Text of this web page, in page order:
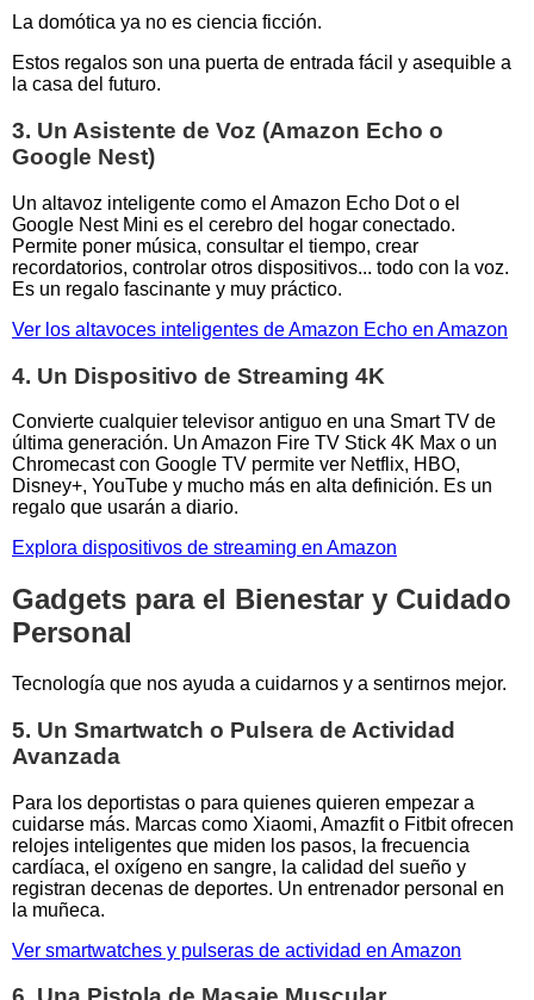
La domótica ya no es ciencia ficción.
Estos regalos son una puerta de entrada fácil y asequible a
la casa del futuro.
3. Un Asistente de Voz (Amazon Echo o
Google Nest)
Un altavoz inteligente como el Amazon Echo Dot o el
Google Nest Mini es el cerebro del hogar conectado.
Permite poner música, consultar el tiempo, crear
recordatorios, controlar otros dispositivos... todo con la voz.
Es un regalo fascinante y muy práctico.
Ver los altavoces inteligentes de Amazon Echo en Amazon
4. Un Dispositivo de Streaming 4K
Convierte cualquier televisor antiguo en una Smart TV de
última generación. Un Amazon Fire TV Stick 4K Max o un
Chromecast con Google TV permite ver Netflix, HBO,
Disney+, YouTube y mucho más en alta definición. Es un
regalo que usarán a diario.
Explora dispositivos de streaming en Amazon
Gadgets para el Bienestar y Cuidado
Personal
Tecnología que nos ayuda a cuidarnos y a sentirnos mejor.
5. Un Smartwatch o Pulsera de Actividad
Avanzada
Para los deportistas o para quienes quieren empezar a
cuidarse más. Marcas como Xiaomi, Amazfit o Fitbit ofrecen
relojes inteligentes que miden los pasos, la frecuencia
cardíaca, el oxígeno en sangre, la calidad del sueño y
registran decenas de deportes. Un entrenador personal en
la muñeca.
Ver smartwatches y pulseras de actividad en Amazon